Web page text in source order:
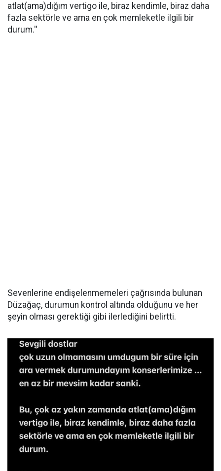
atlat(ama)dığım vertigo ile, biraz kendimle, biraz daha
fazla sektörle ve ama en çok memleketle ilgili bir
durum.''
Sevenlerine endişelenmemeleri çağrısında bulunan
Düzağaç, durumun kontrol altında olduğunu ve her
şeyin olması gerektiği gibi ilerlediğini belirtti.